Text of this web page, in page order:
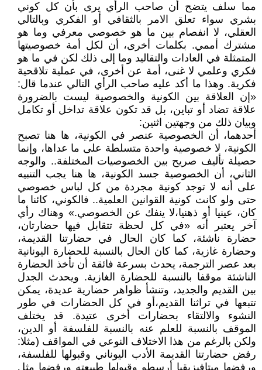
مما سلف يتضح أن صاحب الرأي يرى بأن كل كوني
بشري سواء تعلق الامر بالثقافي أو الفكري وبالتالي
العقلي، لا انفصام بين ما هو خصوصي معرفي وما هو
مشترك أممي. بكلمات أخرى، أن لكل أمة خصوصيتها
المتمثلة في العادات والتقاليد وما إلى ذلك لكن في ما هو
فكري وعلمي لا غنى، أمة عن أخرى، في عملية تلاقحية
فكرية. وهذا ما أكد عليه صاحب الرأي التالي عندما قال:
«إن العلاقة بين الكونية والخصوصية ليست بالضرورة
علاقة تضاد أو تباين، بل قد تكون علاقة تداخل أو تكامل
وبيان ذلك من وجهتين اثنين:
أحدهما، أن الخصوصية عنصر في الكونية، ها هنا تصبح
الكونية، لا خصوصية واحدة متسلطة على ما عداها، وإنما
حصيلة تأليف صريح بين الخصوصيات المختلفة.. والوجه
الثاني، أن الخصوصية جسد الكونية، ها هنا يجب التنبيه
على أنه لا توجد كونية مجردة من كل لباس خصوصي
حتى ولو كانت كونية القوانين العلمية.. فالكوني، كائنا ما
كان، عينيا أو ذهنيا،لا ينفك عن الخصوصي.» وهناك رأي
آخر يعتبر أنه «في كل لحظة تتقابل فيها حضارتان،
حضارة ناشئة، كما كان الحال في حضارتنا القديمة،
وحضارة غازية، كما كان الحال بالنسبة للحضارة اليونانية
بعد عصر الترجمة، يحدث بسرعة فائقة أن تأخذ الحضارة
الناشئة موقفا بالنسبة للحضارة الغازية. ويحدث الجدل
بين القديم والجديد، وتنشأ ظواهر حضارية عديدة، يمكن
تتبعها في تراثنا القديم،أو في كل الحضارات في طور
النشوء والالتقاء بحضارات أخرى عتيدة. قد يختلف
الموقف بالنسبة للعلم عنه بالنسبة للفلسفة أو الدين،
ولكن بالرغم من هذا الاختلاف النوعي في المواقف (مثلا:
رفض حضارتنا القديمة الأدب اليوناني وقبولها للفلسفة،
ورفضها ميتافيزيقيا أرسطو وقبولها طبيعته ورفضها مثل